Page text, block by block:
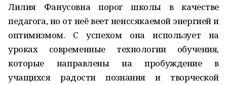
Лилия Фанусовна порог школы в качестве
педагога, но от неё веет неиссякаемой энергией и
оптимизмом. С успехом она использует на
уроках современные технологии обучения,
которые направлены на пробуждение в
учащихся радости познания и творческой